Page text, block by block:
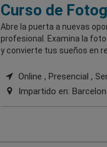
Curso de
Abre la puerta a nuevas
profesional. Examina la
y convierte tus sueños en
Online , Presencial ,
Impartido en: